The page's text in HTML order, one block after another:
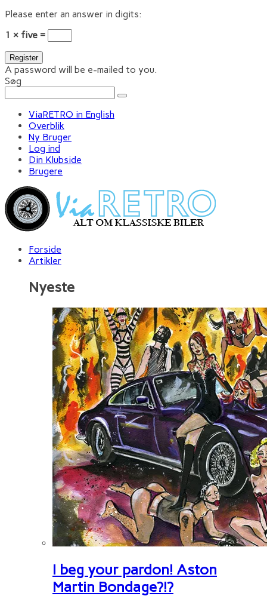
Please enter an answer in digits:
1 × five =
A password will be e-mailed to you.
Søg
ViaRETRO in English
Overblik
Ny Bruger
Log ind
Din Klubside
Brugere
Forside
Artikler
Nyeste
I beg your pardon! Aston
Martin Bondage?!?